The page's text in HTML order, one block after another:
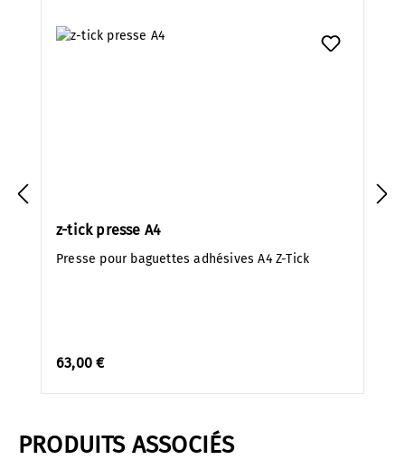
z-tick presse A4
Presse pour baguettes adhésives A4 Z-Tick
63,00 €
PRODUITS ASSOCIÉS